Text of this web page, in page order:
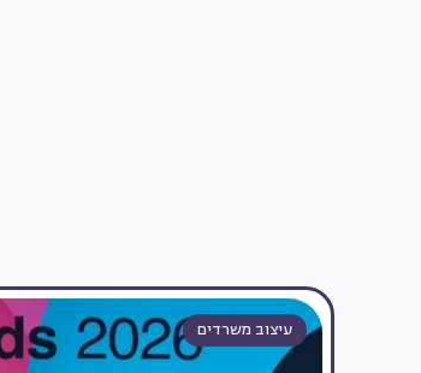
עיצוב משרדים